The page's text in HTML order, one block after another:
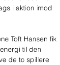
i aktion imod
Toft Hansen fik
til den
de to spillere